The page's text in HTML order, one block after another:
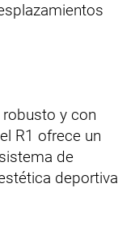
y con
R1 ofrece un
de
deportiva